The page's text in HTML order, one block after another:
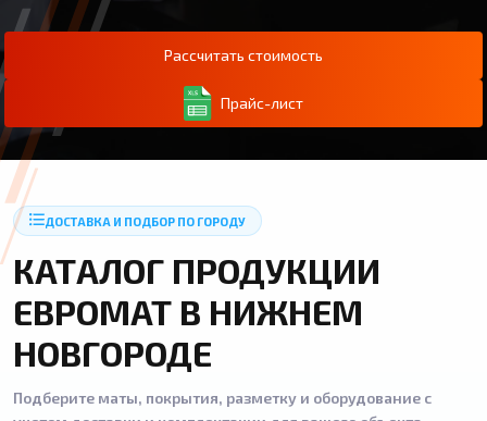
Рассчитать стоимость
Прайс-лист
ДОСТАВКА И ПОДБОР ПО ГОРОДУ
КАТАЛОГ ПРОДУКЦИИ
ЕВРОМАТ В НИЖНЕМ
НОВГОРОДЕ
Подберите маты, покрытия, разметку и оборудование с